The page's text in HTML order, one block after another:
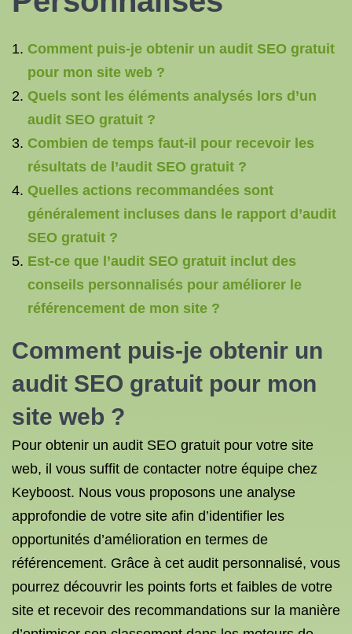
Comment puis-je obtenir un audit SEO gratuit
pour mon site web ?
Quels sont les éléments analysés lors d’un
audit SEO gratuit ?
Combien de temps faut-il pour recevoir les
résultats de l’audit SEO gratuit ?
Quelles actions recommandées sont
généralement incluses dans le rapport d’audit
SEO gratuit ?
Est-ce que l’audit SEO gratuit inclut des
conseils personnalisés pour améliorer le
référencement de mon site ?
Comment puis-je obtenir un
audit SEO gratuit pour mon
site web ?
Pour obtenir un audit SEO gratuit pour votre site
web, il vous suffit de contacter notre équipe chez
Keyboost. Nous vous proposons une analyse
approfondie de votre site afin d’identifier les
opportunités d’amélioration en termes de
référencement. Grâce à cet audit personnalisé, vous
pourrez découvrir les points forts et faibles de votre
site et recevoir des recommandations sur la manière